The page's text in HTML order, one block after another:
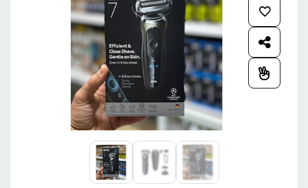
افزودن به علاقمندی ها
اشتراک گذاری محصول
افزودن به مقایسه